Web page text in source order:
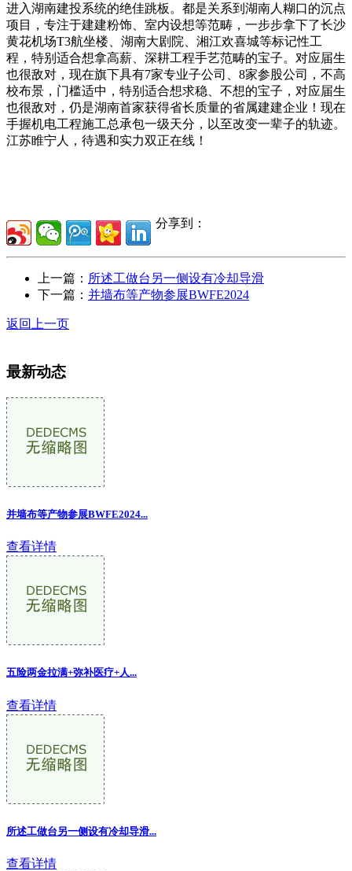
进入湖南建投系统的绝佳跳板。都是关系到湖南人糊口的沉点
项目，专注于建建粉饰、室内设想等范畴，一步步拿下了长沙
黄花机场T3航坐楼、湖南大剧院、湘江欢喜城等标记性工
程，特别适合想拿高薪、深耕工程手艺范畴的宝子。对应届生
也很敌对，现在旗下具有7家专业子公司、8家参股公司，不高
校布景，门槛适中，特别适合想求稳、不想的宝子，对应届生
也很敌对，仍是湖南首家获得省长质量的省属建建企业！现在
手握机电工程施工总承包一级天分，以至改变一辈子的轨迹。
江苏睢宁人，待遇和实力双正在线！
分享到：
上一篇： 所述工做台另一侧设有冷却导滑
下一篇： 并墙布等产物参展BWFE2024
返回上一页
最新动态
并墙布等产物参展BWFE2024...
查看详情
五险两金拉满+弥补医疗+人...
查看详情
所述工做台另一侧设有冷却导滑...
查看详情